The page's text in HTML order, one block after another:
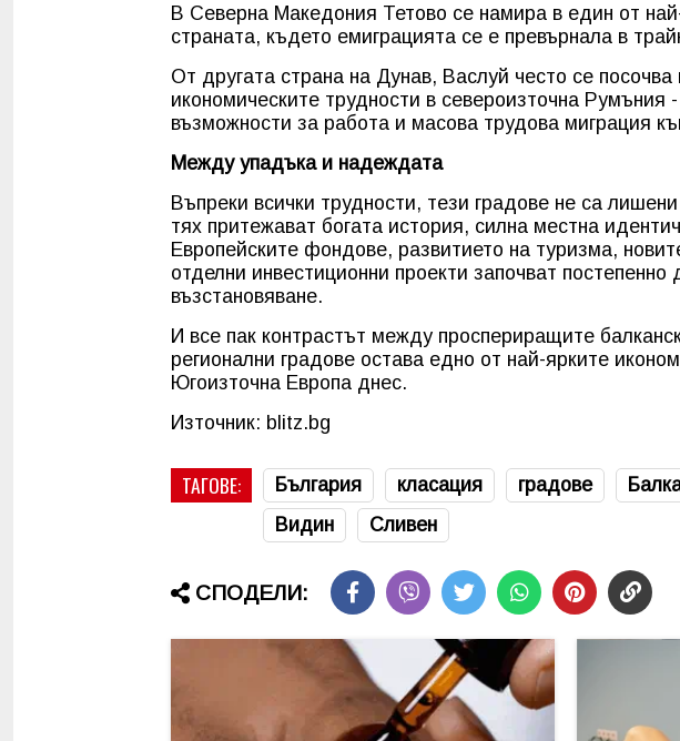
В Северна Македония Тетово се намира в един от
страната, където емиграцията се е превърнала в
От другата страна на Дунав, Васлуй често се
икономическите трудности в североизточна Румъния
възможности за работа и масова трудова миграция
Между упадъка и надеждата
Въпреки всички трудности, тези градове не са
тях притежават богата история, силна местна
Европейските фондове, развитието на туризма,
отделни инвестиционни проекти започват
възстановяване.
И все пак контрастът между проспериращите
регионални градове остава едно от най-ярките
Югоизточна Европа днес.
Източник: blitz.bg
ТАГОВЕ: България класация градове
Видин
Сливен
СПОДЕЛИ: